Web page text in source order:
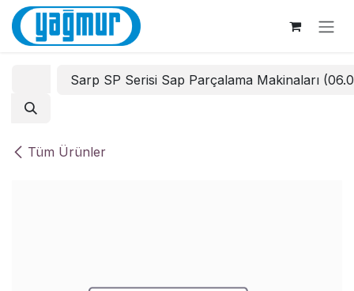
İçereği Atla
Tüm Ürünler
Sarp SP Serisi Sap Parçalama Makinaları